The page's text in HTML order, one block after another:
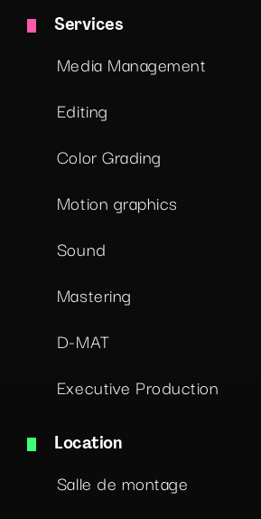
Services
Media Management
Editing
Color Grading
Motion graphics
Sound
Mastering
D-MAT
Executive Production
Location
Salle de montage